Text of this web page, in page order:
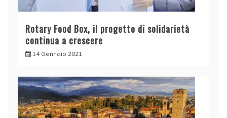
Rotary Food Box, il progetto di solidarietà
continua a crescere
14 Gennaio 2021